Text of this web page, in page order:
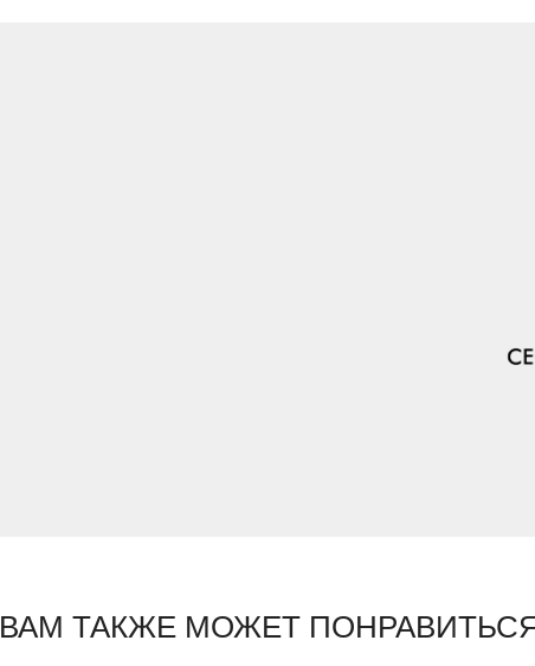
ВАМ ТАКЖЕ МОЖЕТ